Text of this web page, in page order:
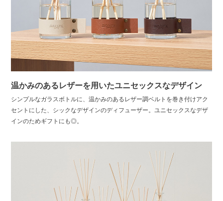
温かみのあるレザーを用いたユニセックスなデザイン
シンプルなガラスボトルに、温かみのあるレザー調ベルトを巻き付けアク
セントにした、シックなデザインのディフューザー。ユニセックスなデザ
インのためギフトにも◎。